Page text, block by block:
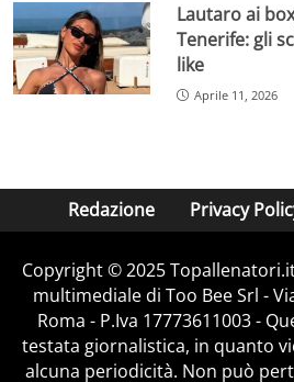
Lautaro ai
Tenerife: gli
like
Aprile 11, 2026
Redazione Privacy
Copyright © 2025
multimediale di Too Bee Srl -
Roma - P.Iva 17773611003 -
testata giornalistica, in quanto
alcuna periodicità. Non può